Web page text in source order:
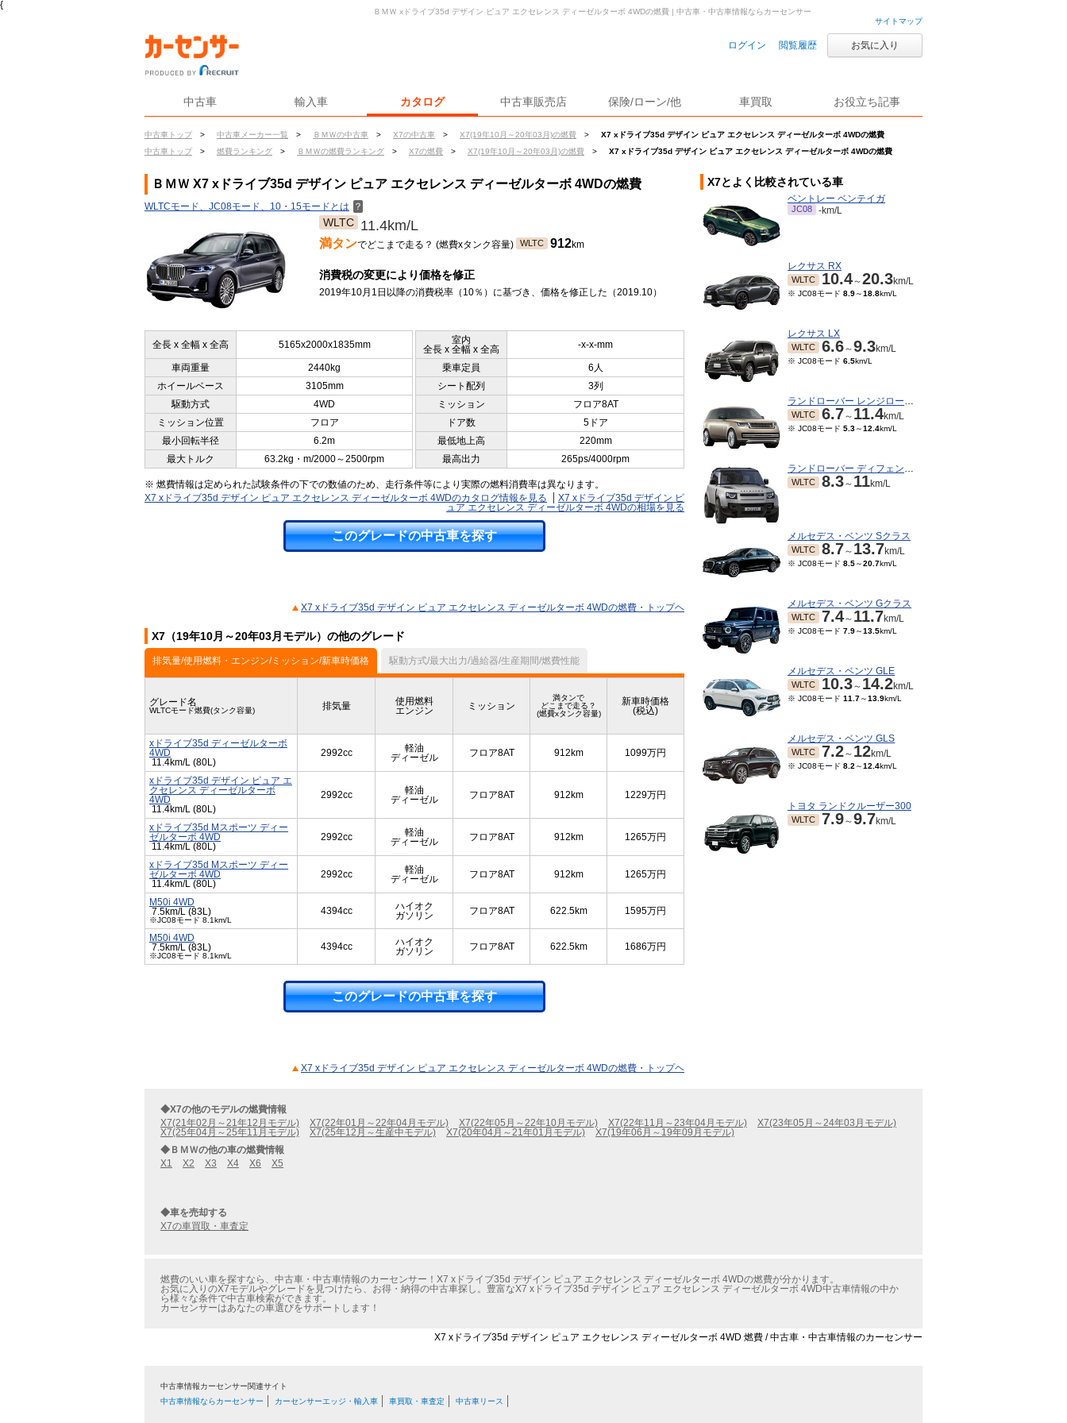
{
サイトマップ
ログイン 閲覧履歴 お気に入り
中古車 輸入車 カタログ 中古車販売店 保険/ローン/他 車買取 お役立ち記事
中古車トップ > 中古車メーカー一覧 > ＢＭＷの中古車 > X7の中古車 > X7(19年10月～20年03月)の燃費 >
X7 xドライブ35d デザイン ピュア エクセレンス ディーゼルターボ 4WDの燃費
中古車トップ
> 燃費ランキング > ＢＭＷの燃費ランキング > X7の燃費 > X7(19年10月～20年03月)の燃費 > X7 xドライブ35d デザイン ピュア エクセレンス ディーゼルターボ 4WDの燃費
ＢＭＷ xドライブ35d デザイン ピュア エクセレンス ディーゼルターボ 4WDの燃費 | 中古車・中古車情報ならカーセンサー
ＢＭＷ X7 xドライブ35d デザイン ピュア エクセレンス ディーゼルターボ 4WDの燃費
WLTCモード、JC08モード、10・15モードとは ？
WLTC 11.4km/L
満タンでどこまで走る？ (燃費xタンク容量) WLTC 912km
消費税の変更により価格を修正
2019年10月1日以降の消費税率（10％）に基づき、価格を修正した（2019.10）
全長 x 全幅 x 全高 5165x2000x1835mm
室内
全長 x 全幅 x 全高
-x-x-mm
車両重量 2440kg 乗車定員
6人
ホイールベース
3105mm シート配列
3列
駆動方式
4WD ミッション
フロア8AT
ミッション位置
フロア ドア数
5ドア
最小回転半径
6.2m 最低地上高
220mm
最大トルク
63.2kg・m/2000～2500rpm 最高出力 265ps/4000rpm
※ 燃費情報は定められた試験条件の下での数値のため、走行条件等により実際の燃料消費率は異なります。
X7 xドライブ35d デザイン ピュア エクセレンス ディーゼルターボ 4WDのカタログ情報を見る
X7 xドライブ35d デザイン ピ
ュア エクセレンス ディーゼルターボ 4WDの相場を見る
このグレードの中古車を探す
X7 xドライブ35d デザイン ピュア エクセレンス ディーゼルターボ 4WDの燃費・トップヘ
X7（19年10月～20年03月モデル）の他のグレード
排気量/使用燃料・エンジン/ミッション/新車時価格 駆動方式/最大出力/過給器/生産期間/燃費性能
グレード名
WLTCモード燃費(タンク容量) 排気量
使用燃料
エンジン
ミッション
満タンで
どこまで走る？
(燃費xタンク容量)
新車時価格
(税込)
xドライブ35d ディーゼルターボ
4WD
11.4km/L (80L)
2992cc
軽油
ディーゼル
フロア8AT 912km 1099万円
xドライブ35d デザイン ピュア エ
クセレンス ディーゼルターボ
4WD
11.4km/L (80L)
2992cc
軽油
ディーゼル
フロア8AT 912km 1229万円
xドライブ35d Mスポーツ ディー
ゼルターボ 4WD
11.4km/L (80L)
2992cc
軽油
ディーゼル
フロア8AT 912km 1265万円
xドライブ35d Mスポーツ ディー
ゼルターボ 4WD
11.4km/L (80L)
2992cc
軽油
ディーゼル
フロア8AT 912km 1265万円
M50i 4WD
7.5km/L (83L)
※JC08モード 8.1km/L
4394cc
ハイオク
ガソリン
フロア8AT 622.5km 1595万円
M50i 4WD
7.5km/L (83L)
※JC08モード 8.1km/L
4394cc
ハイオク
ガソリン
フロア8AT 622.5km 1686万円
このグレードの中古車を探す
X7 xドライブ35d デザイン ピュア エクセレンス ディーゼルターボ 4WDの燃費・トップヘ
X7とよく比較されている車
ベントレー ベンテイガ
JC08 -km/L
レクサス RX
WLTC 10.4～20.3km/L
※ JC08モード 8.9～18.8km/L
レクサス LX
WLTC 6.6～9.3km/L
※ JC08モード 6.5km/L
ランドローバー レンジローバー
WLTC 6.7～ 11.4km/L
※ JC08モード 5.3～12.4km/L
ランドローバー ディフェンダー
WLTC 8.3～ 11km/L
メルセデス・ベンツ Sクラス
WLTC 8.7～ 13.7km/L
※ JC08モード 8.5～20.7km/L
メルセデス・ベンツ Gクラス
WLTC 7.4～ 11.7km/L
※ JC08モード 7.9～13.5km/L
メルセデス・ベンツ GLE
WLTC 10.3～ 14.2km/L
※ JC08モード 11.7～13.9km/L
メルセデス・ベンツ GLS
WLTC 7.2～ 12km/L
※ JC08モード 8.2 ～12.4km/L
トヨタ ランドクルーザー300
WLTC 7.9～9.7km/L
◆X7の他のモデルの燃費情報
X7(21年02月～21年12月モデル)
X7(22年01月～22年04月モデル) X7(22年05月～22年10月モデル) X7(22年11月～23年04月モデル)
X7(23年05月～24年03月モデル)
X7(25年04月～25年11月モデル)
X7(25年12月～生産中モデル) X7(20年04月～21年01月モデル)
X7(19年06月～19年09月モデル)
◆ＢＭＷの他の車の燃費情報
X1
X2 X3 X4 X6 X5
◆車を売却する
X7の車買取・車査定
燃費のいい車を探すなら、中古車・中古車情報のカーセンサー！X7 xドライブ35d デザイン ピュア エクセレンス ディーゼルターボ 4WDの燃費が分かります。
お気に入りのX7モデルやグレードを見つけたら、お得・納得の中古車探し。豊富なX7 xドライブ35d デザイン ピュア エクセレンス ディーゼルターボ 4WD中古車情報の中か
ら様々な条件で中古車検索ができます。
カーセンサーはあなたの車選びをサポートします！
X7 xドライブ35d デザイン ピュア エクセレンス ディーゼルターボ 4WD 燃費 / 中古車・中古車情報のカーセンサー
中古車情報カーセンサー関連サイト
中古車情報ならカーセンサー
カーセンサーエッジ・輸入車 車買取・車査定 中古車リース